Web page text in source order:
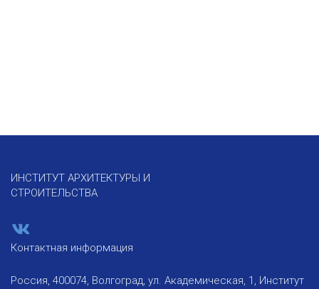
ИНСТИТУТ АРХИТЕКТУРЫ И
СТРОИТЕЛЬСТВА
Контактная информация
Россия, 400074, Волгоград, ул. Академическая, 1, Институт